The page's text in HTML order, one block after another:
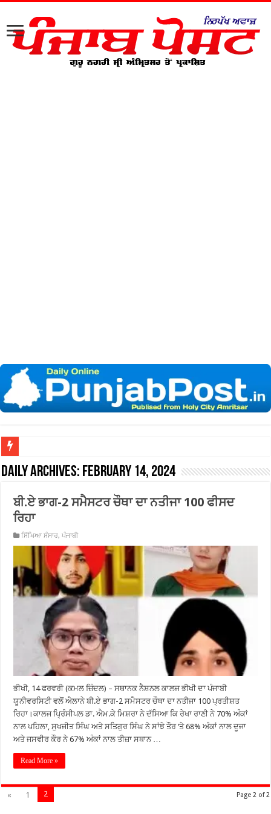
Daily Archives: February 14, 2024
ਬੀ.ਏ ਭਾਗ-2 ਸਮੈਸਟਰ ਚੌਥਾ ਦਾ ਨਤੀਜਾ 100 ਫੀਸਦ
ਰਿਹਾ
ਸਿੱਖਿਆ ਸੰਸਾਰ,ਪੰਜਾਬੀ
ਭੀਖੀ, 14 ਫਰਵਰੀ (ਕਮਲ ਜ਼ਿੰਦਲ) – ਸਥਾਨਕ ਨੈਸ਼ਨਲ ਕਾਲਜ ਭੀਖੀ ਦਾ ਪੰਜਾਬੀ
ਯੂਨੀਵਰਸਿਟੀ ਵਲੋਂ ਐਲਾਨੇ ਬੀ.ਏ ਭਾਗ-2 ਸਮੈਸਟਰ ਚੌਥਾ ਦਾ ਨਤੀਜਾ 100 ਪ੍ਰਤੀਸ਼ਤ
ਰਿਹਾ।ਕਾਲਜ ਪ੍ਰਿੰਸੀਪਲ ਡਾ. ਐਮ.ਕੇ ਮਿਸ਼ਰਾ ਨੇ ਦੱਸਿਆ ਕਿ ਰੇਖਾ ਰਾਣੀ ਨੇ 70% ਅੰਕਾਂ
ਨਾਲ ਪਹਿਲਾ, ਸੁਖਜੀਤ ਸਿੰਘ ਅਤੇ ਸਤਿਗੁਰ ਸਿੰਘ ਨੇ ਸਾਂਝੇ ਤੌਰ ‘ਤੇ 68% ਅੰਕਾਂ ਨਾਲ ਦੂਜਾ
ਅਤੇ ਜਸਵੀਰ ਕੌਰ ਨੇ 67% ਅੰਕਾਂ ਨਾਲ ਤੀਜ਼ਾ ਸਥਾਨ …
Read More »
Page 2 of 2
« 1 2